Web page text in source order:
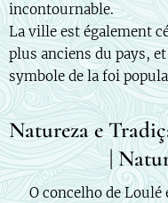
incontournable.
La ville est également
plus anciens du pays,
symbole de la foi
Natureza e
|
🇵🇹 O concelho de